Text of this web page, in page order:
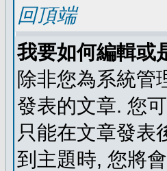
回頂端
我要如何編輯或
除非您為系統管
發表的文章. 您
只能在文章發表
到主題時, 您將